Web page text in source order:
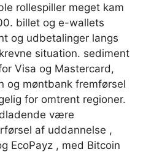
rollespiller meget kam
billet og e-wallets
og udbetalinger langs
situation. sediment
Visa og Mastercard,
og møntbank fremførsel
for omtrent regioner.
være
af uddannelse ,
EcoPayz , med Bitcoin